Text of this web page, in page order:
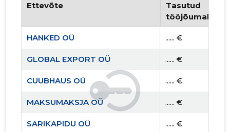
Ettevõte
Tasutud
tööjõumaksud
HANKED OÜ ...... €
GLOBAL EXPORT OÜ ...... €
CUUBHAUS OÜ ...... €
MAKSUMAKSJA OÜ ...... €
SARIKAPIDU OÜ ...... €